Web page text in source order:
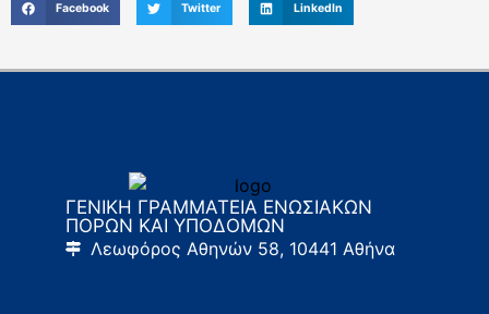
Facebook Twitter LinkedIn
ΓΕΝΙΚΗ ΓΡΑΜΜΑΤΕΙΑ ΕΝΩΣΙΑΚΩΝ
ΠΟΡΩΝ ΚΑΙ ΥΠΟΔΟΜΩΝ
Λεωφόρος Αθηνών 58, 10441 Αθήνα